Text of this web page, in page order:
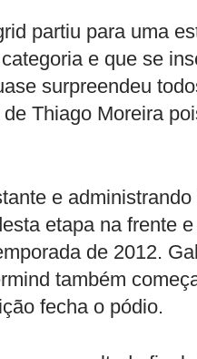
partiu para uma
e que se
surpreendeu
Thiago Moreira
e
etapa na frente
de 2012.
também
fecha o pódio.